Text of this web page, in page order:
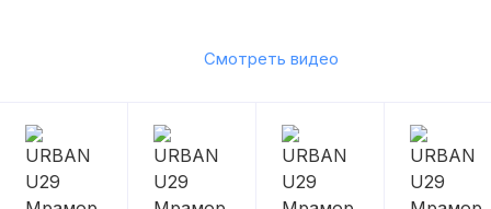
Смотреть видео